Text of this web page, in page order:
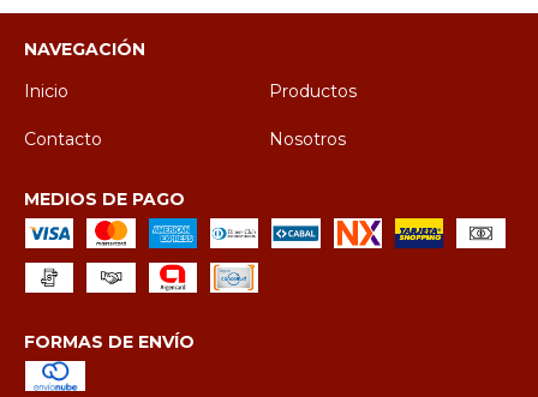
NAVEGACIÓN
Inicio
Productos
Contacto Nosotros
MEDIOS DE PAGO
FORMAS DE ENVÍO